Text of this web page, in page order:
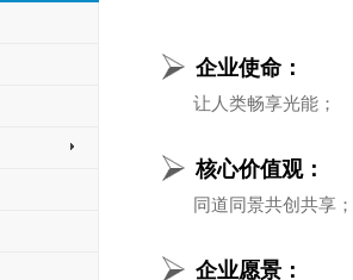
企业使命：
让人类畅享光能；
核心价值观：
同道同景共创共享；
企业愿景：